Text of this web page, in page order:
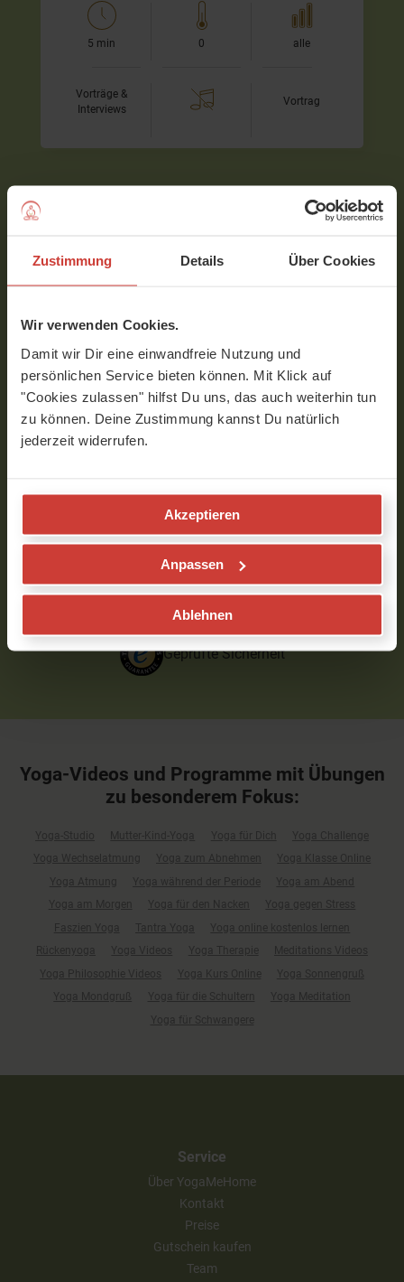
Zustimmung Details Über Cookies
Wir verwenden Cookies.
Damit wir Dir eine einwandfreie Nutzung und
persönlichen Service bieten können. Mit Klick auf
"Cookies zulassen" hilfst Du uns, das auch weiterhin tun
zu können. Deine Zustimmung kannst Du natürlich
jederzeit widerrufen.
Akzeptieren
Anpassen
Ablehnen
5 min 0 alle
Vorträge &
Interviews
Vortrag
Jetzt 7 Tage testen
Über 1.250 Yoga-Videos für 7 Tage kostenlos &
notwendig. Einfach Mailadresse eingeben,
Passwort vergeben und schon kannst du unsere
gesamte Online-Yoga-Welt unverbindlich
kennenlernen und ausgiebig kostenfrei testen!
Ich akzeptiereAGB,Datenschutzrichtlinie
und mein Recht aufWiderruf.
KOSTENLOS TESTEN
Geprüfte Sicherheit
Yoga-Videos und Programme mit Übungen
zu besonderem Fokus:
Yoga-Studio Mutter-Kind-Yoga Yoga für Dich
Yoga Challenge
Yoga Wechselatmung
Yoga zum Abnehmen
Yoga Klasse Online
Yoga Atmung
Yoga während der Periode
Yoga am Abend
Yoga am Morgen
Yoga für den Nacken
Yoga gegen Stress
Faszien Yoga
Tantra Yoga
Yoga online kostenlos lernen
Rückenyoga
Yoga Videos Yoga Therapie
Meditations Videos
Yoga Philosophie Videos
Yoga Kurs Online
Yoga Sonnengruß
Yoga Mondgruß
Yoga für die Schultern
Yoga Meditation
Yoga für Schwangere
Service
Über YogaMeHome
Kontakt
Preise
Gutschein kaufen
Team